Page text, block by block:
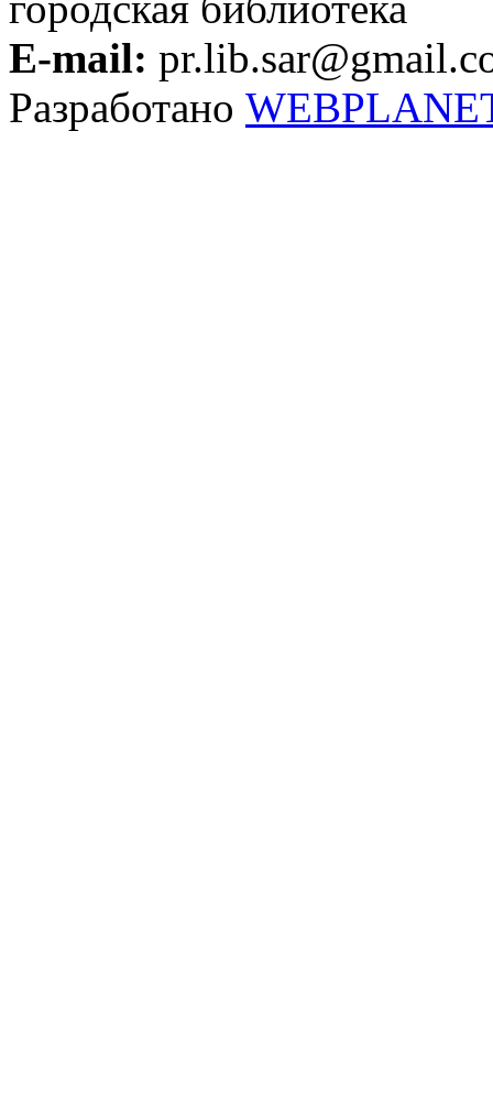
E-mail:
Разработано